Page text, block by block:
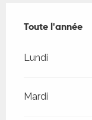
Toute l'année
Toute l'année
Lundi
Mardi